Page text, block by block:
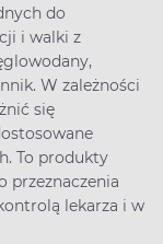
do
i walki z
W zależności
się
To produkty
przeznaczenia
lekarza i w